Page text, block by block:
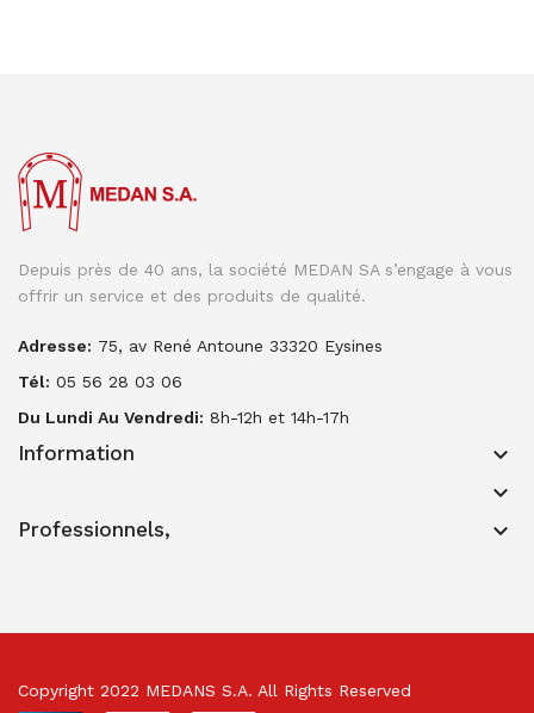
Depuis près de 40 ans, la société MEDAN SA s’engage à vous
offrir un service et des produits de qualité.
Adresse: 75, av René Antoune 33320 Eysines
Tél: 05 56 28 03 06
Du Lundi Au Vendredi: 8h-12h et 14h-17h
Information
keyboard_arrow_down
keyboard_arrow_down
Professionnels, keyboard_arrow_down
Copyright 2022 MEDANS S.A. All Rights Reserved